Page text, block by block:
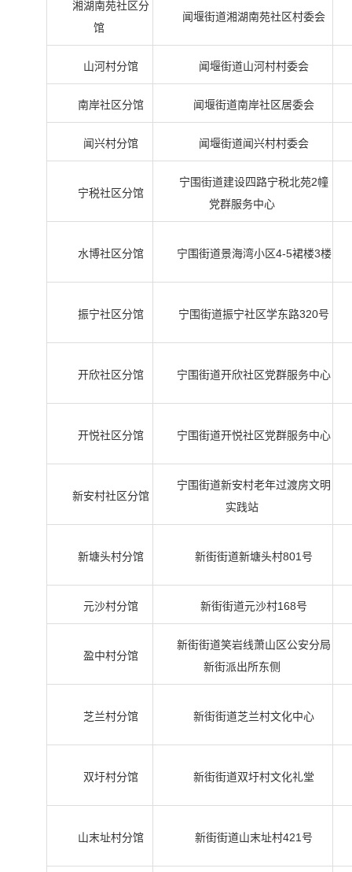
湘湖南苑社区分
馆
闻堰街道湘湖南苑社区村委会
山河村分馆 闻堰街道山河村村委会
南岸社区分馆 闻堰街道南岸社区居委会
闻兴村分馆 闻堰街道闻兴村村委会
宁税社区分馆
宁围街道建设四路宁税北苑2幢
党群服务中心
水博社区分馆 宁围街道景海湾小区4-5裙楼3楼
振宁社区分馆 宁围街道振宁社区学东路320号
开欣社区分馆 宁围街道开欣社区党群服务中心
开悦社区分馆 宁围街道开悦社区党群服务中心
新安村社区分馆
宁围街道新安村老年过渡房文明
实践站
新塘头村分馆 新街街道新塘头村801号
元沙村分馆 新街街道元沙村168号
盈中村分馆
新街街道笑岩线萧山区公安分局
新街派出所东侧
芝兰村分馆 新街街道芝兰村文化中心
双圩村分馆 新街街道双圩村文化礼堂
山末址村分馆 新街街道山末址村421号